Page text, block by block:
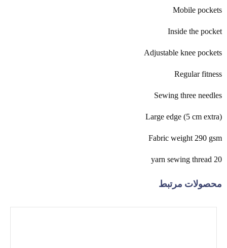
Mobile pockets
Inside the pocket
Adjustable knee pockets
Regular fitness
Sewing three needles
Large edge (5 cm extra)
Fabric weight 290 gsm
20 yarn sewing thread
محصولات مرتبط